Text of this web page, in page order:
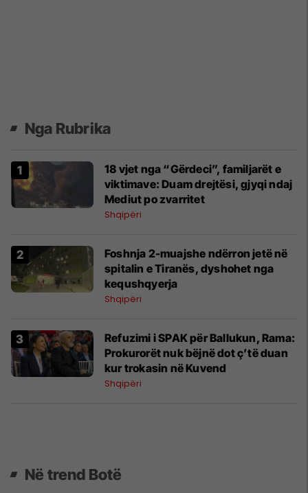
Nga Rubrika
18 vjet nga “Gërdeci”, familjarët e
viktimave: Duam drejtësi, gjyqi ndaj
Mediut po zvarritet
Shqipëri
Foshnja 2-muajshe ndërron jetë në
spitalin e Tiranës, dyshohet nga
kequshqyerja
Shqipëri
Refuzimi i SPAK për Ballukun, Rama:
Prokurorët nuk bëjnë dot ç’të duan
kur trokasin në Kuvend
Shqipëri
Në trend Botë